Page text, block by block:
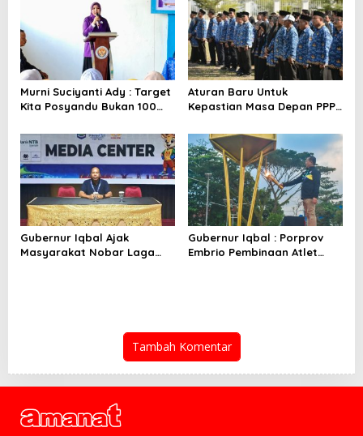
Murni Suciyanti Ady : Target
Kita Posyandu Bukan 100
Persen Berfungsi
Aturan Baru Untuk
Kepastian Masa Depan PPPK
Gubernur Iqbal Ajak
Masyarakat Nobar Laga
Gubernur Iqbal : Porprov
Embrio Pembinaan Atlet
Tambah Komentar